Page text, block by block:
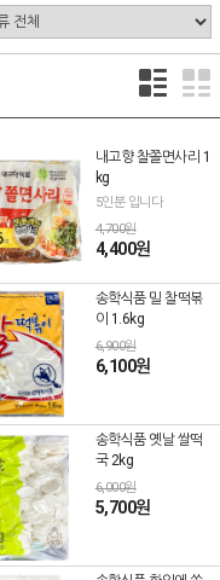
내고향 찰쫄면사리 1
kg
5인분 입니다
4,700원
4,400원
송학식품 밀 찰떡볶
이 1.6kg
6,900원
6,100원
송학식품 옛날 쌀떡
국 2kg
6,000원
5,700원